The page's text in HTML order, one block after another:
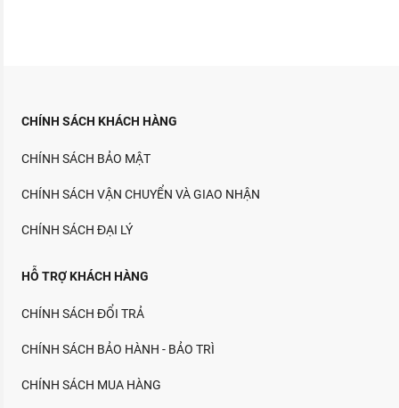
CHÍNH SÁCH KHÁCH HÀNG
CHÍNH SÁCH BẢO MẬT
CHÍNH SÁCH VẬN CHUYỂN VÀ GIAO NHẬN
CHÍNH SÁCH ĐẠI LÝ
HỖ TRỢ KHÁCH HÀNG
CHÍNH SÁCH ĐỔI TRẢ
CHÍNH SÁCH BẢO HÀNH - BẢO TRÌ
CHÍNH SÁCH MUA HÀNG